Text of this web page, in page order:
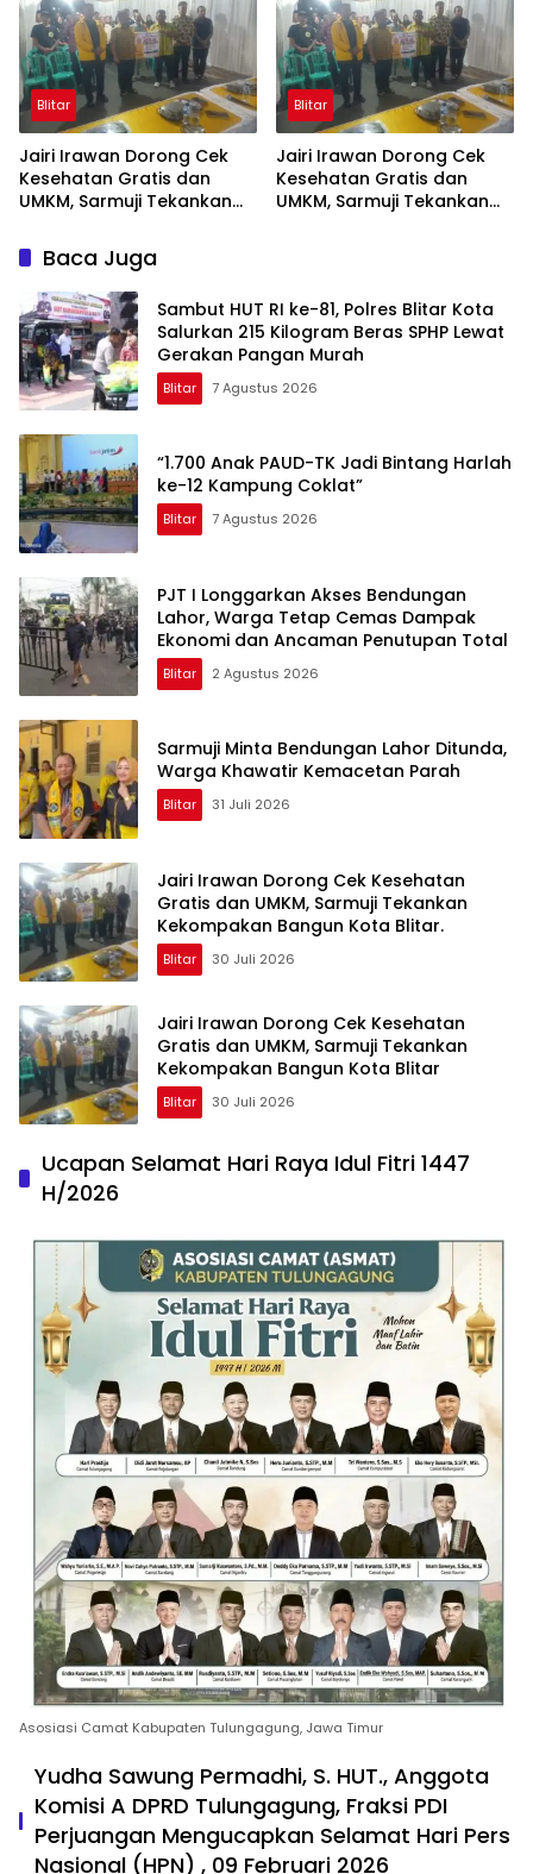
Blitar
Jairi Irawan Dorong Cek
Kesehatan Gratis dan
UMKM, Sarmuji Tekankan
Blitar.
Blitar
Jairi Irawan Dorong Cek
Kesehatan Gratis dan
UMKM, Sarmuji Tekankan
Baca Juga
Sambut HUT RI ke-81, Polres Blitar Kota
Salurkan 215 Kilogram Beras SPHP Lewat
Gerakan Pangan Murah
Blitar 7 Agustus 2026
“1.700 Anak PAUD-TK Jadi Bintang Harlah
ke-12 Kampung Coklat”
Blitar 7 Agustus 2026
PJT I Longgarkan Akses Bendungan
Lahor, Warga Tetap Cemas Dampak
Ekonomi dan Ancaman Penutupan Total
Blitar 2 Agustus 2026
Sarmuji Minta Bendungan Lahor Ditunda,
Warga Khawatir Kemacetan Parah
Blitar 31 Juli 2026
Jairi Irawan Dorong Cek Kesehatan
Gratis dan UMKM, Sarmuji Tekankan
Kekompakan Bangun Kota Blitar.
Blitar 30 Juli 2026
Jairi Irawan Dorong Cek Kesehatan
Gratis dan UMKM, Sarmuji Tekankan
Kekompakan Bangun Kota Blitar
Blitar 30 Juli 2026
Ucapan Selamat Hari Raya Idul Fitri 1447
H/2026
Asosiasi Camat Kabupaten Tulungagung, Jawa Timur
Yudha Sawung Permadhi, S. HUT., Anggota
Komisi A DPRD Tulungagung, Fraksi PDI
Perjuangan Mengucapkan Selamat Hari Pers
Nasional (HPN) , 09 Februari 2026